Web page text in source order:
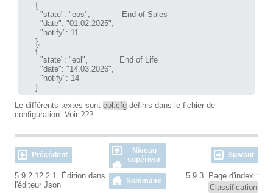
      {
        "state": "eos",             End of Sales
        "date": "01.02.2025",
        "notify": 11
      },
      {
        "state": "eol",             End of Life
        "date": "14.03.2026",
        "notify": 14
      }
Le différents textes sont eol.cfg définis dans le fichier de
configuration. Voir ???.
Précédent
Niveau
supérieur
Suivant
5.9.2.12.2.1. Édition dans
l'éditeur Json
Sommaire
5.9.3. Page d'index :
Classification